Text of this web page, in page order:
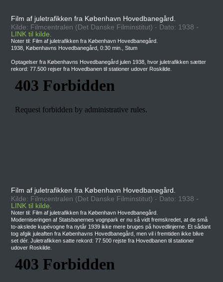
Film af juletrafikken fra København Hovedbanegård.
Kilde: Filmcentralen (Det Danske Filminstitut) - Dato: 1938 -
LINK til kilde.
Noter til: Film af juletrafikken fra København Hovedbanegård.
1938, Københavns Hovedbanegård, 0:30 min., Stum
Optagelser fra Københavns Hovedbanegård julen 1938, hvor juletrafikken sætter
rekord: 77.500 rejser fra Hovedbanen til stationer udover Roskilde.
Film af juletrafikken fra København Hovedbanegård.
Kilde: Filmcentralen (Det Danske Filminstitut) - Dato: 1938 -
LINK til kilde.
Noter til: Film af juletrafikken fra København Hovedbanegård.
Moderniseringen af Statsbanernes vognpark er nu så vidt fremskredet, at de små
to-akslede kupévogne fra nytår 1939 ikke mere bruges på hovedlinjerne. Et sådant
tog afgik juleaften fra Københavns Hovedbanegård, men vil i fremtiden ikke blive
set dér. Juletrafikken satte rekord: 77.500 rejste fra Hovedbanen til stationer
udover Roskilde.